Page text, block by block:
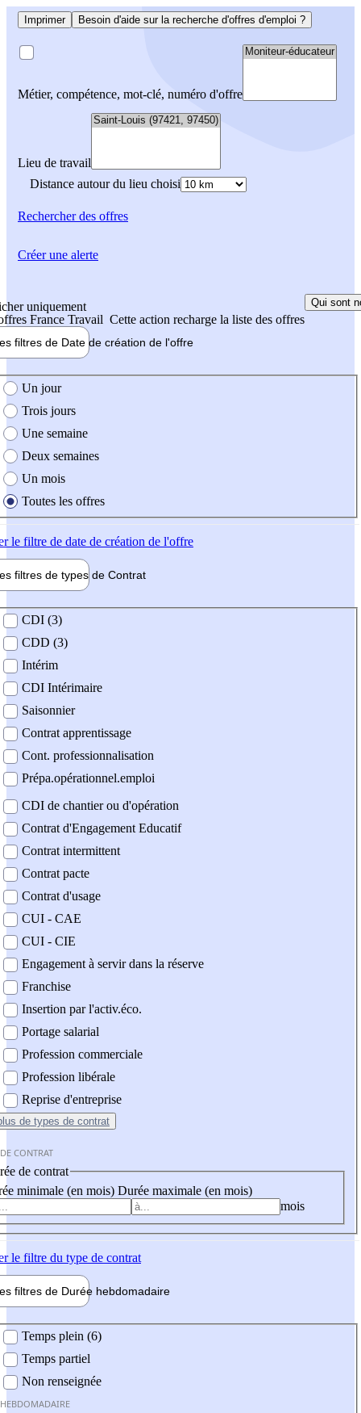
Imprimer Besoin d'aide sur la recherche d'offres d'emploi ?
Métier, compétence, mot-clé, numéro d'offre
Lieu de travail
Distance autour du lieu choisi
Rechercherdes offres
uniquement
France Travail Cette action recharge la liste des offres
Qui sont
filtres de Date de création de l'offre
création de l'offre
Un jour
Trois jours
Une semaine
Deux semaines
Un mois
Toutes les offres
le filtre de date de création de l'offre
filtres de types de Contrat
contrat
CDI (3)
CDD (3)
Intérim
CDI Intérimaire
Saisonnier
Contrat apprentissage
Cont. professionnalisation
Prépa.opérationnel.emploi
CDI de chantier ou d'opération
Contrat d'Engagement Educatif
Contrat intermittent
Contrat pacte
Contrat d'usage
CUI - CAE
CUI - CIE
Engagement à servir dans la réserve
Franchise
Insertion par l'activ.éco.
Portage salarial
Profession commerciale
Profession libérale
Reprise d'entreprise
de types de contrat
CONTRAT
de contrat
minimale (en mois) Durée maximale (en mois)
mois
le filtre du type de contrat
filtres de Durée hebdomadaire
Temps plein (6)
Temps partiel
Non renseignée
Créer une alerte